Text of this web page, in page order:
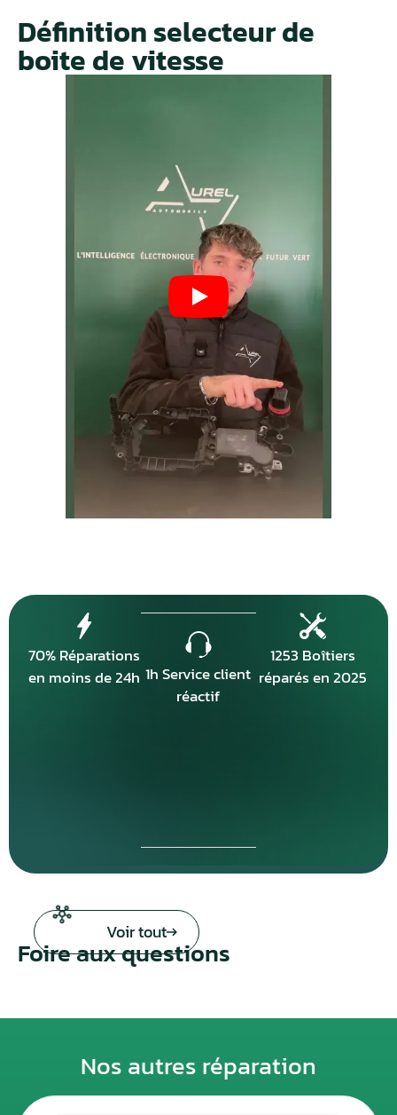
Définition selecteur de
boite de vitesse
70% Réparations
en moins de 24h 1h Service client
réactif
1253 Boîtiers
réparés en 2025
Voir tout
Foire aux questions
Nos autres réparation